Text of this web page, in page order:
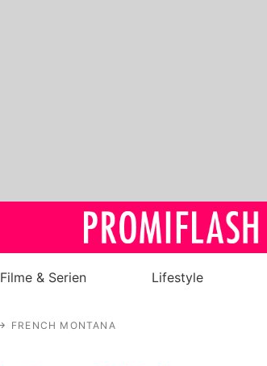
Filme & Serien Lifestyle
FRENCH MONTANA